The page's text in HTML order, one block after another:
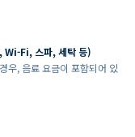
Wi-Fi, 스파, 세탁 등)
우, 음료 요금이 포함되어 있